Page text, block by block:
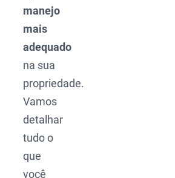
manejo
mais
adequado
na sua
propriedade.
Vamos
detalhar
tudo o
que
você